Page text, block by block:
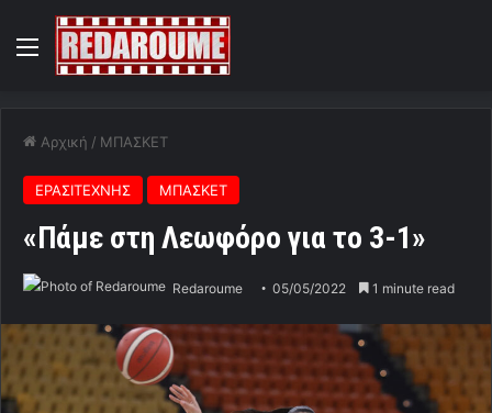
Menu
Αρχική / ΜΠΑΣΚΕΤ
ΕΡΑΣΙΤΕΧΝΗΣ ΜΠΑΣΚΕΤ
«Πάμε στη Λεωφόρο για το 3-1»
Redaroume 05/05/2022 1 minute read